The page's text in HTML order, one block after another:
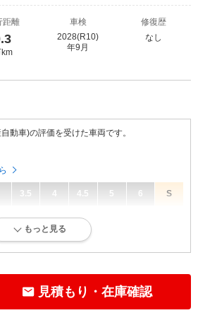
距離
車検
2028(R10)
年9月
修復歴
なし
動車)の評価を受けた車両です。
3.5 4 4.5 5 6 S
離1万キロ以内。ほぼ新車に近い状態です。
もっと見る
見積もり・在庫確認